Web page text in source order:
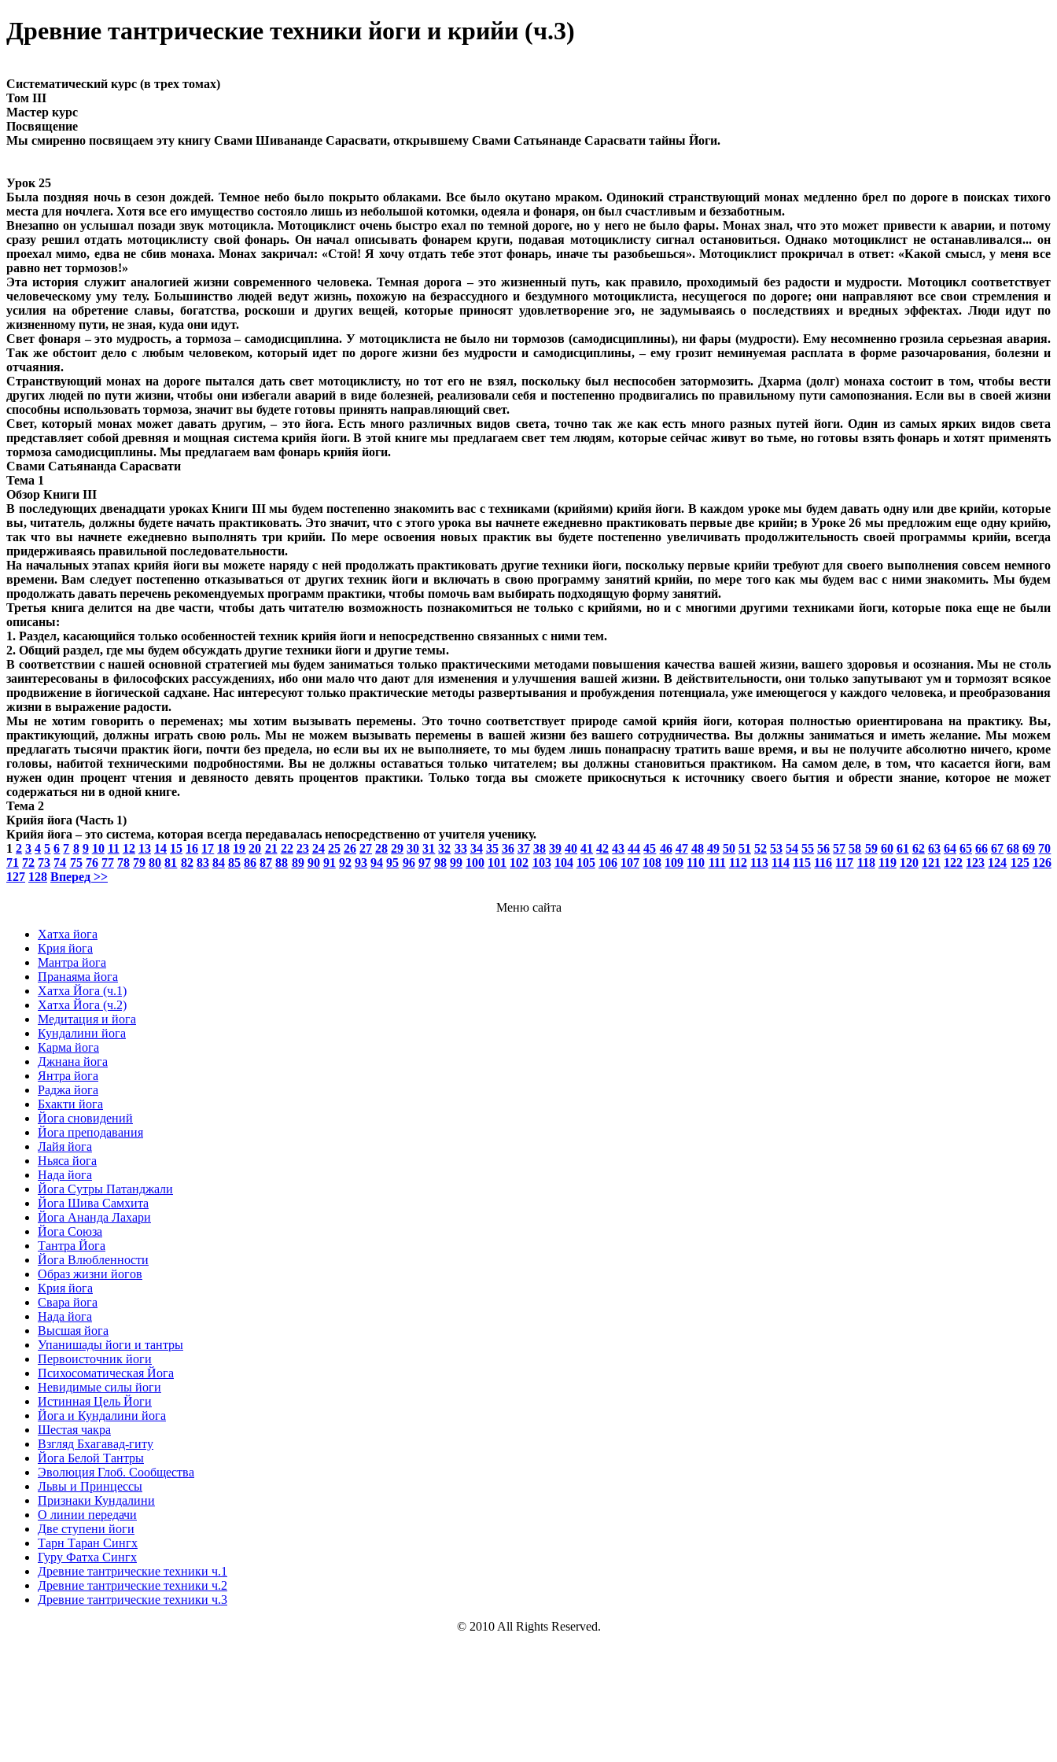
Древние тантрические техники йоги и крийи (ч.3)
Систематический курс (в трех томах)
Том III
Мастер курс
Посвящение
Мы смиренно посвящаем эту книгу Свами Шивананде Сарасвати, открывшему Свами Сатьянанде Сарасвати тайны Йоги.
Урок 25
Была поздняя ночь в сезон дождей. Темное небо было покрыто облаками. Все было окутано мраком. Одинокий странствующий монах медленно брел по дороге в поисках тихого
места для ночлега. Хотя все его имущество состояло лишь из небольшой котомки, одеяла и фонаря, он был счастливым и беззаботным.
Внезапно он услышал позади звук мотоцикла. Мотоциклист очень быстро ехал по темной дороге, но у него не было фары. Монах знал, что это может привести к аварии, и потому
сразу решил отдать мотоциклисту свой фонарь. Он начал описывать фонарем круги, подавая мотоциклисту сигнал остановиться. Однако мотоциклист не останавливался... он
проехал мимо, едва не сбив монаха. Монах закричал: «Стой! Я хочу отдать тебе этот фонарь, иначе ты разобьешься». Мотоциклист прокричал в ответ: «Какой смысл, у меня все
равно нет тормозов!»
Эта история служит аналогией жизни современного человека. Темная дорога – это жизненный путь, как правило, проходимый без радости и мудрости. Мотоцикл соответствует
человеческому уму телу. Большинство людей ведут жизнь, похожую на безрассудного и бездумного мотоциклиста, несущегося по дороге; они направляют все свои стремления и
усилия на обретение славы, богатства, роскоши и других вещей, которые приносят удовлетворение эго, не задумываясь о последствиях и вредных эффектах. Люди идут по
жизненному пути, не зная, куда они идут.
Свет фонаря – это мудрость, а тормоза – самодисциплина. У мотоциклиста не было ни тормозов (самодисциплины), ни фары (мудрости). Ему несомненно грозила серьезная авария.
Так же обстоит дело с любым человеком, который идет по дороге жизни без мудрости и самодисциплины, – ему грозит неминуемая расплата в форме разочарования, болезни и
отчаяния.
Странствующий монах на дороге пытался дать свет мотоциклисту, но тот его не взял, поскольку был неспособен затормозить. Дхарма (долг) монаха состоит в том, чтобы вести
других людей по пути жизни, чтобы они избегали аварий в виде болезней, реализовали себя и постепенно продвигались по правильному пути самопознания. Если вы в своей жизни
способны использовать тормоза, значит вы будете готовы принять направляющий свет.
Свет, который монах может давать другим, – это йога. Есть много различных видов света, точно так же как есть много разных путей йоги. Один из самых ярких видов света
представляет собой древняя и мощная система крийя йоги. В этой книге мы предлагаем свет тем людям, которые сейчас живут во тьме, но готовы взять фонарь и хотят применять
тормоза самодисциплины. Мы предлагаем вам фонарь крийя йоги.
Свами Сатьянанда Сарасвати
Тема 1
Обзор Книги III
В последующих двенадцати уроках Книги III мы будем постепенно знакомить вас с техниками (крийями) крийя йоги. В каждом уроке мы будем давать одну или две крийи, которые
вы, читатель, должны будете начать практиковать. Это значит, что с этого урока вы начнете ежедневно практиковать первые две крийи; в Уроке 26 мы предложим еще одну крийю,
так что вы начнете ежедневно выполнять три крийи. По мере освоения новых практик вы будете постепенно увеличивать продолжительность своей программы крийи, всегда
придерживаясь правильной последовательности.
На начальных этапах крийя йоги вы можете наряду с ней продолжать практиковать другие техники йоги, поскольку первые крийи требуют для своего выполнения совсем немного
времени. Вам следует постепенно отказываться от других техник йоги и включать в свою программу занятий крийи, по мере того как мы будем вас с ними знакомить. Мы будем
продолжать давать перечень рекомендуемых программ практики, чтобы помочь вам выбирать подходящую форму занятий.
Третья книга делится на две части, чтобы дать читателю возможность познакомиться не только с крийями, но и с многими другими техниками йоги, которые пока еще не были
описаны:
1. Раздел, касающийся только особенностей техник крийя йоги и непосредственно связанных с ними тем.
2. Общий раздел, где мы будем обсуждать другие техники йоги и другие темы.
В соответствии с нашей основной стратегией мы будем заниматься только практическими методами повышения качества вашей жизни, вашего здоровья и осознания. Мы не столь
заинтересованы в философских рассуждениях, ибо они мало что дают для изменения и улучшения вашей жизни. В действительности, они только запутывают ум и тормозят всякое
продвижение в йогической садхане. Нас интересуют только практические методы развертывания и пробуждения потенциала, уже имеющегося у каждого человека, и преобразования
жизни в выражение радости.
Мы не хотим говорить о переменах; мы хотим вызывать перемены. Это точно соответствует природе самой крийя йоги, которая полностью ориентирована на практику. Вы,
практикующий, должны играть свою роль. Мы не можем вызывать перемены в вашей жизни без вашего сотрудничества. Вы должны заниматься и иметь желание. Мы можем
предлагать тысячи практик йоги, почти без предела, но если вы их не выполняете, то мы будем лишь понапрасну тратить ваше время, и вы не получите абсолютно ничего, кроме
головы, набитой техническими подробностями. Вы не должны оставаться только читателем; вы должны становиться практиком. На самом деле, в том, что касается йоги, вам
нужен один процент чтения и девяносто девять процентов практики. Только тогда вы сможете прикоснуться к источнику своего бытия и обрести знание, которое не может
содержаться ни в одной книге.
Тема 2
Крийя йога (Часть 1)
Крийя йога – это система, которая всегда передавалась непосредственно от учителя ученику.
1 2 3 4 5 6 7 8 9 10 11 12 13 14 15 16 17 18 19 20 21 22 23 24 25 26 27 28 29 30 31 32 33 34 35 36 37 38 39 40 41 42 43 44 45 46 47 48 49 50 51 52 53 54 55 56 57 58 59 60 61 62 63 64 65 66 67 68 69 70
71 72 73 74 75 76 77 78 79 80 81 82 83 84 85 86 87 88 89 90 91 92 93 94 95 96 97 98 99 100 101 102 103 104 105 106 107 108 109 110 111 112 113 114 115 116 117 118 119 120 121 122 123 124 125 126
127 128 Вперед >>
Меню сайта
Хатха йога
Крия йога
Мантра йога
Пранаяма йога
Хатха Йога (ч.1)
Хатха Йога (ч.2)
Медитация и йога
Кундалини йога
Карма йога
Джнана йога
Янтра йога
Раджа йога
Бхакти йога
Йога сновидений
Йога преподавания
Лайя йога
Ньяса йога
Нада йога
Йога Сутры Патанджали
Йога Шива Самхита
Йога Ананда Лахари
Йога Союза
Тантра Йога
Йога Влюбленности
Образ жизни йогов
Крия йога
Свара йога
Нада йога
Высшая йога
Упанишады йоги и тантры
Первоисточник йоги
Психосоматическая Йога
Невидимые силы йоги
Истинная Цель Йоги
Йога и Кундалини йога
Шестая чакра
Взгляд Бхагавад-гиту
Йога Белой Тантры
Эволюция Глоб. Сообщества
Львы и Принцессы
Признаки Кундалини
О линии передачи
Две ступени йоги
Тарн Таран Сингх
Гуру Фатха Сингх
Древние тантрические техники ч.1
Древние тантрические техники ч.2
Древние тантрические техники ч.3
© 2010 All Rights Reserved.